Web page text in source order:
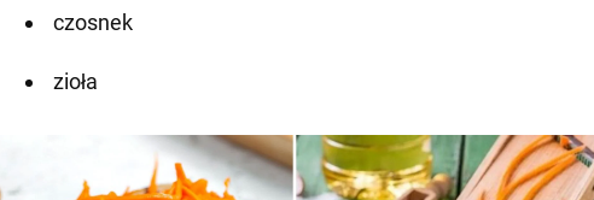
czosnek
zioła